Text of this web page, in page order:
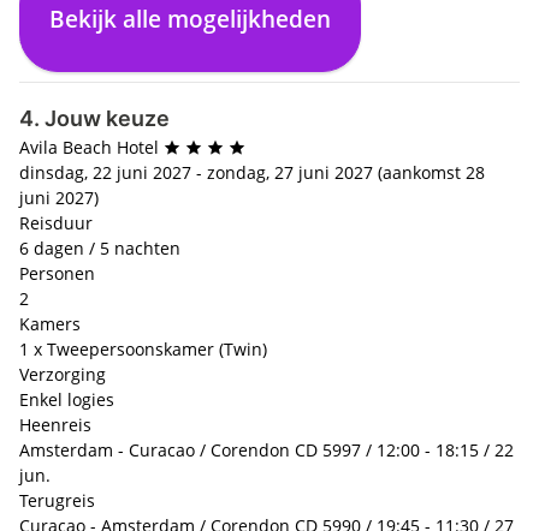
Enkel logies
€ 0,- p.p.
Bekijk alle mogelijkheden
4. Jouw keuze
Avila Beach Hotel
dinsdag, 22 juni 2027 - zondag, 27 juni 2027 (aankomst 28
juni 2027)
Reisduur
6 dagen / 5 nachten
Personen
2
Kamers
1 x Tweepersoonskamer (Twin)
Verzorging
Enkel logies
Heenreis
Amsterdam - Curacao / Corendon CD 5997 / 12:00 - 18:15 / 22
jun.
Terugreis
Curacao - Amsterdam / Corendon CD 5990 / 19:45 - 11:30 / 27